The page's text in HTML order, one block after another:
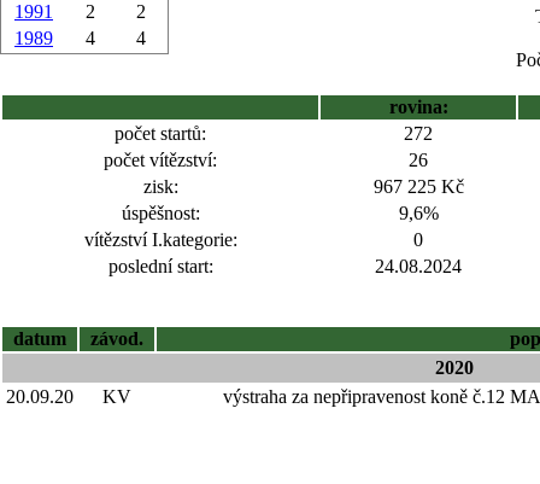
1991
2
2
1989
4 4
rovina:
počet startů:
272
počet vítězství:
26
zisk:
967 225 Kč
úspěšnost:
9,6%
vítězství I.kategorie:
0
poslední start:
24.08.2024
datum závod.
2020
20.09.20
KV výstraha za nepřipravenost koně č.12